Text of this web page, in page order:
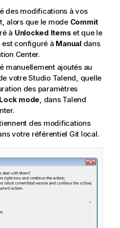
des modifications à vos
alors que le mode Commit
à Unlocked Items et que le
est configuré à Manualdans
Center.
manuellement ajoutés au
votreStudio Talend , quelle
des paramètres
Lock mode , dans Talend
.
des modifications
votre référentiel Git local.